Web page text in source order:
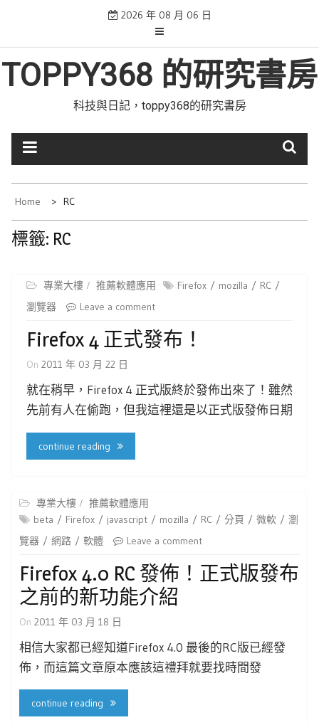
2026 年 08 月 06 日
TOPPY368 的研究書房
科技與日記，toppy368的研究書房
Home RC
標籤: RC
專業大樓 推薦軟體應用 Firefox mozilla
RC
瀏覽器
Leave a comment
Firefox 4 正式發布！
On 2011 年 03 月 22 日
就在稍早，Firefox 4 正式版終於發佈出來了！雖然
先前有人在偷跑，但我這裡還是以正式版發佈日期
continue reading
專業大樓
推薦軟體應用
beta
Firefox javascript mozilla RC 分頁 微軟
瀏
覽器
網路 軟體 Leave a comment
Firefox 4.0 RC 發佈！正式版發布
之前的新功能介紹
On 2011 年 03 月 18 日
相信大家都已經知道Firefox 4.0 最後的RC版已經發
佈，而這篇文章原本應該這禮拜就要找時間發
continue reading